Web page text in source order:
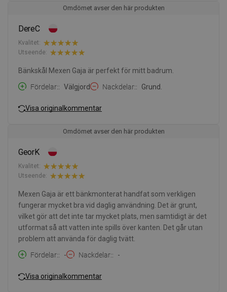
Omdömet avser den här produkten
DereC
Kvalitet:
Utseende:
Bänkskål Mexen Gaja är perfekt för mitt badrum.
Fördelar:
Välgjord Nackdelar: Grund.
Visa originalkommentar
Omdömet avser den här produkten
GeorK
Kvalitet:
Utseende:
Mexen Gaja är ett bänkmonterat handfat som verkligen
fungerar mycket bra vid daglig användning. Det är grunt,
vilket gör att det inte tar mycket plats, men samtidigt är det
utformat så att vatten inte spills över kanten. Det går utan
problem att använda för daglig tvätt.
Fördelar:
- Nackdelar: -
Visa originalkommentar